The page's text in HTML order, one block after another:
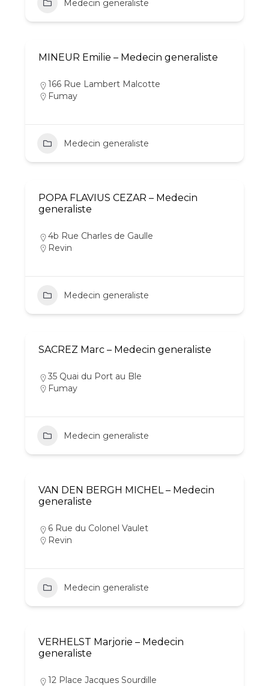
Medecin generaliste
MINEUR Emilie – Medecin generaliste
166 Rue Lambert Malcotte
Fumay
Medecin generaliste
POPA FLAVIUS CEZAR – Medecin
generaliste
4b Rue Charles de Gaulle
Revin
Medecin generaliste
SACREZ Marc – Medecin generaliste
35 Quai du Port au Ble
Fumay
Medecin generaliste
VAN DEN BERGH MICHEL – Medecin
generaliste
6 Rue du Colonel Vaulet
Revin
Medecin generaliste
VERHELST Marjorie – Medecin
generaliste
12 Place Jacques Sourdille